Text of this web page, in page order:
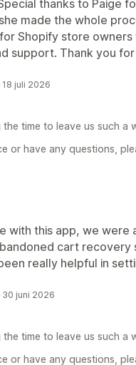
thanks to Paige
made the whole
Shopify store
support. Thank you
juli 2026
time to leave us such a
or have any questions,
with this app, we
cart recovery
really helpful in
30 juni 2026
time to leave us such a
or have any questions,